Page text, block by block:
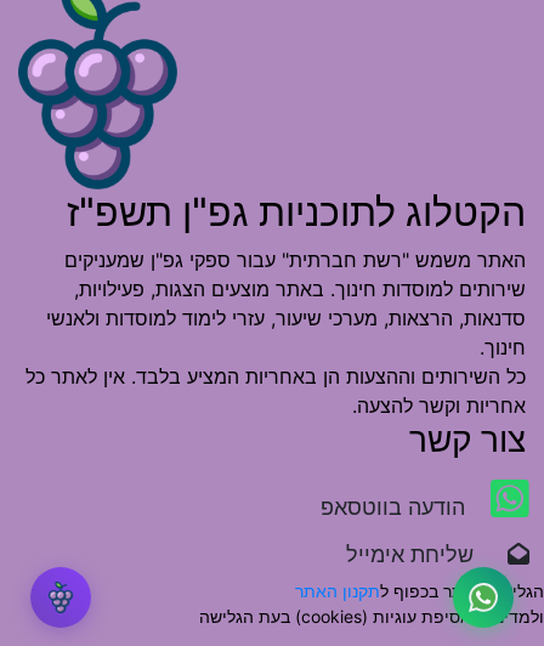
הקטלוג לתוכניות גפ"ן תשפ"ז
האתר משמש "רשת חברתית" עבור ספקי גפ"ן שמעניקים
שירותים למוסדות חינוך. באתר מוצעים הצגות, פעילויות,
סדנאות, הרצאות, מערכי שיעור, עזרי לימוד למוסדות ולאנשי
חינוך.
כל השירותים וההצעות הן באחריות המציע בלבד. אין לאתר כל
אחריות וקשר להצעה.
צור קשר
הודעה בווטסאפ
שליחת אימייל
הגלישה באתר בכפוף לתקנון האתר
ולמדיניות אסיפת עוגיות (cookies) בעת הגלישה